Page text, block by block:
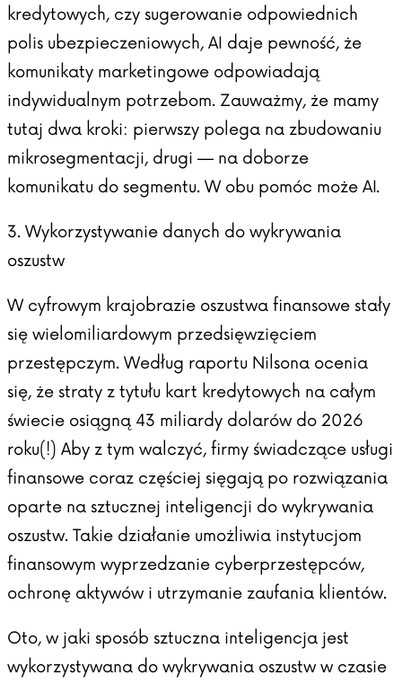
kredytowych, czy sugerowanie odpowiednich
polis ubezpieczeniowych, AI daje pewność, że
komunikaty marketingowe odpowiadają
indywidualnym potrzebom. Zauważmy, że mamy
tutaj dwa kroki: pierwszy polega na zbudowaniu
mikrosegmentacji, drugi — na doborze
komunikatu do segmentu. W obu pomóc może AI.
3. Wykorzystywanie danych do wykrywania
oszustw
W cyfrowym krajobrazie oszustwa finansowe stały
się wielomiliardowym przedsięwzięciem
przestępczym. Według raportu Nilsona ocenia
się, że straty z tytułu kart kredytowych na całym
świecie osiągną 43 miliardy dolarów do 2026
roku(!) Aby z tym walczyć, firmy świadczące usługi
finansowe coraz częściej sięgają po rozwiązania
oparte na sztucznej inteligencji do wykrywania
oszustw. Takie działanie umożliwia instytucjom
finansowym wyprzedzanie cyberprzestępców,
ochronę aktywów i utrzymanie zaufania klientów.
Oto, w jaki sposób sztuczna inteligencja jest
wykorzystywana do wykrywania oszustw w czasie